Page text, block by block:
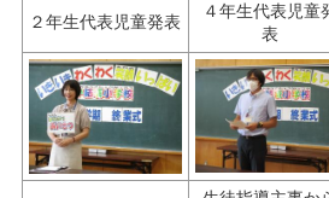
２年生代表児童発表
４年生代表児童
表